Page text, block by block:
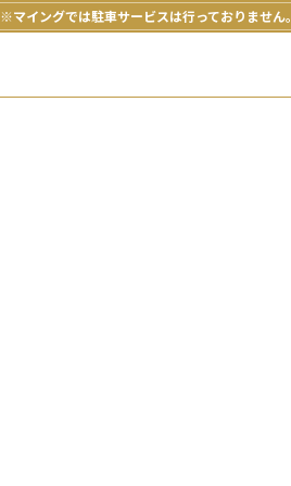
※マイングでは駐車サービスは行っておりません。